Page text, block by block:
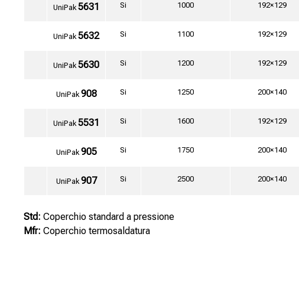
UniPak5631 Si 1000 192×129
UniPak5632 Si 1100 192×129
UniPak5630 Si 1200 192×129
UniPak908 Si 1250 200×140
UniPak5531 Si 1600 192×129
UniPak905 Si 1750 200×140
UniPak907 Si 2500 200×140
Std: Coperchio standard a pressione
Mfr: Coperchio termosaldatura